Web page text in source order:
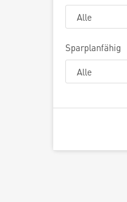
Sparplanfähig